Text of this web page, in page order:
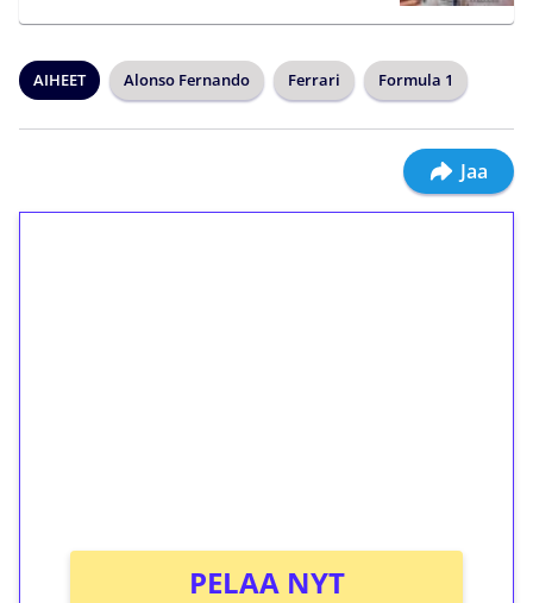
AIHEET Alonso Fernando Ferrari Formula 1
Jaa
PELAA NYT